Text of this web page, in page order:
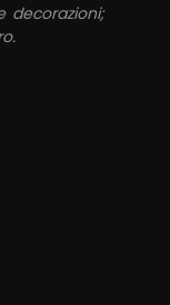
decorazioni;